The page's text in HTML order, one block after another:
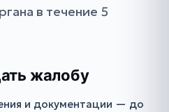
в течение 5
жалобу
и документации — до